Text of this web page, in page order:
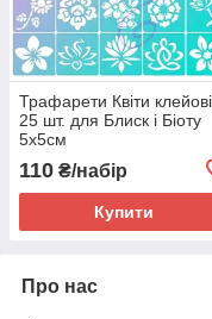
Трафарети Квіти клейові
25 шт. для Блиск і Біоту
5х5см
110 ₴/набір
Купити
Про нас